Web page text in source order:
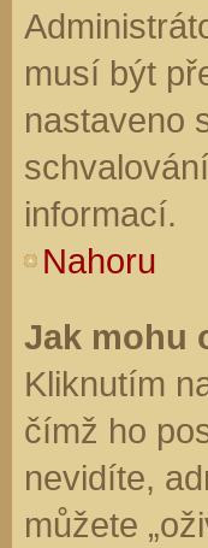
musí být
nastaveno
informací.
Nahoru
Jak mohu
Kliknutím
čímž ho
nevidíte,
můžete